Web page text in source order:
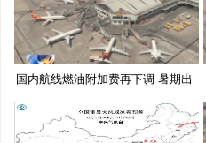
国内航线燃油附加费再下调 暑期出